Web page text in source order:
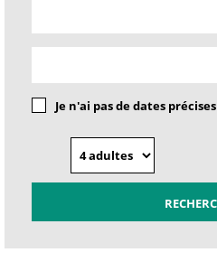
Je n'ai pas de dates précises